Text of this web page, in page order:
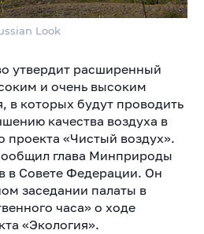
Look
утвердит расширенный
и очень высоким
в которых будут проводить
качества воздуха в
проекта «Чистый воздух».
глава Минприроды
в Совете Федерации. Он
заседании палаты в
часа» о ходе
«Экология».